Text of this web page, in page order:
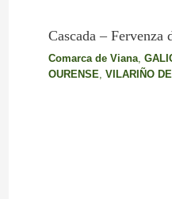
Cascada – Fervenza
Comarca de Viana,
OURENSE, VILARIÑO